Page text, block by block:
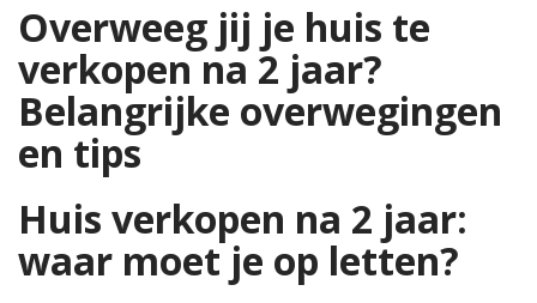
Overweeg jij je huis te
verkopen na 2 jaar?
Belangrijke overwegingen
en tips
Huis verkopen na 2 jaar:
waar moet je op letten?